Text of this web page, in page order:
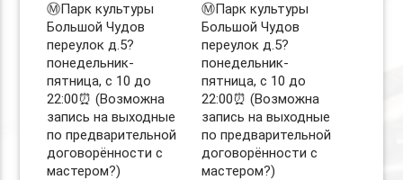
Ⓜ️Парк культуры
Большой Чудов
переулок д.5?
понедельник-
пятница, с 10 до
22:00⏰ (Возможна
запись на выходные
по предварительной
договорённости с
мастером?)
Ⓜ️Парк культуры
Большой Чудов
переулок д.5?
понедельник-
пятница, с 10 до
22:00⏰ (Возможна
запись на выходные
по предварительной
договорённости с
мастером?)